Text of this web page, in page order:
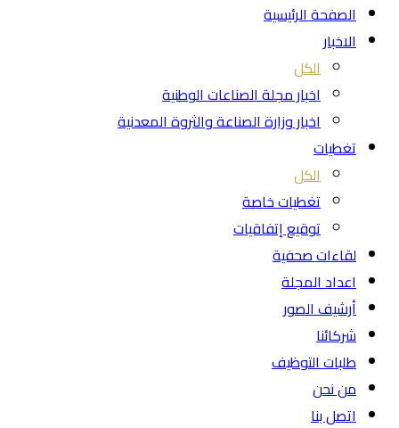
الصفحة الرئيسية
الاخبار
الكل
اخبار مجلة الصناعات الوطنية
اخبار وزارة الصناعة والثروة المعدنية
تغطيات
الكل
تغطيات خاصة
توقيع إتفاقيات
لقاءات صحفية
اعداد المجلة
أرشيف الصور
شركائنا
طلبات التوظيف
من نحن
اتصل بنا